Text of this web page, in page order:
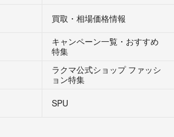
買取・相場価格情報
キャンペーン一覧・おすすめ
特集
ラクマ公式ショップ ファッシ
ョン特集
SPU